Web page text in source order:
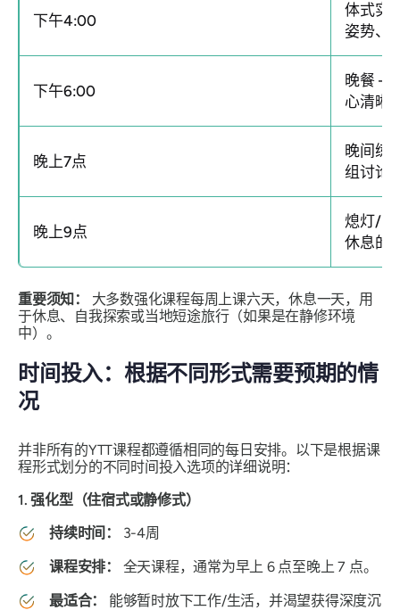
下午4:00
体式实
姿势、
下午6:00
晚餐——
心清晰
晚上7点
晚间练
组讨论
晚上9点
熄灯/自
休息的
重要须知：
大多数强化课程每周上课六天，休息一天，用
于休息、自我探索或当地短途旅行（如果是在静修环境
中）。
时间投入：根据不同形式需要预期的情
况
并非所有的YTT课程都遵循相同的每日安排。以下是根据课
程形式划分的不同时间投入选项的详细说明：
1. 强化型（住宿式或静修式）
持续时间：
3-4周
课程安排：
全天课程，通常为早上 6 点至晚上 7 点。
最适合：
能够暂时放下工作/生活，并渴望获得深度沉